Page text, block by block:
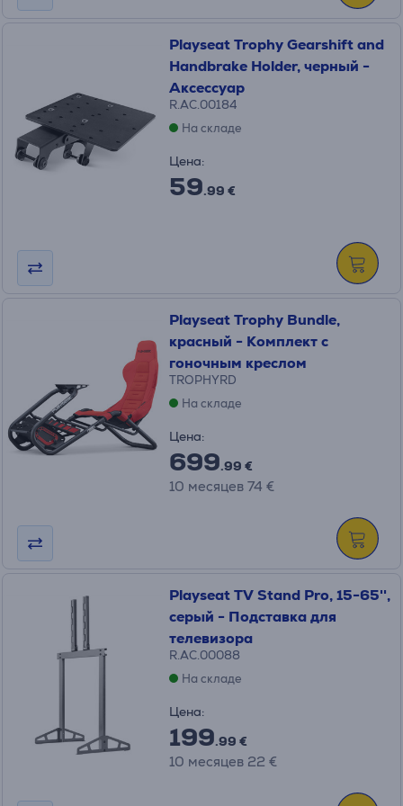
Playseat Trophy Gearshift and
Handbrake Holder, черный -
Аксессуар
R.AC.00184
На складе
Цена:
59.99 €
Playseat Trophy Bundle,
красный - Комплект с
гоночным креслом
TROPHYRD
На складе
Цена:
699.99 €
10 месяцев 74 €
Playseat TV Stand Pro, 15-65'',
серый - Подставка для
телевизора
R.AC.00088
На складе
Цена:
199.99 €
10 месяцев 22 €